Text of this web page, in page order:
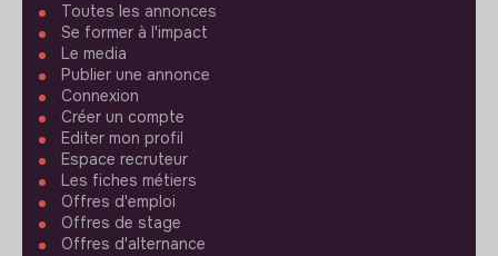
Toutes les annonces
Se former à l'impact
Le media
Publier une annonce
Connexion
Créer un compte
Editer mon profil
Espace recruteur
Les fiches métiers
Offres d'emploi
Offres de stage
Offres d'alternance